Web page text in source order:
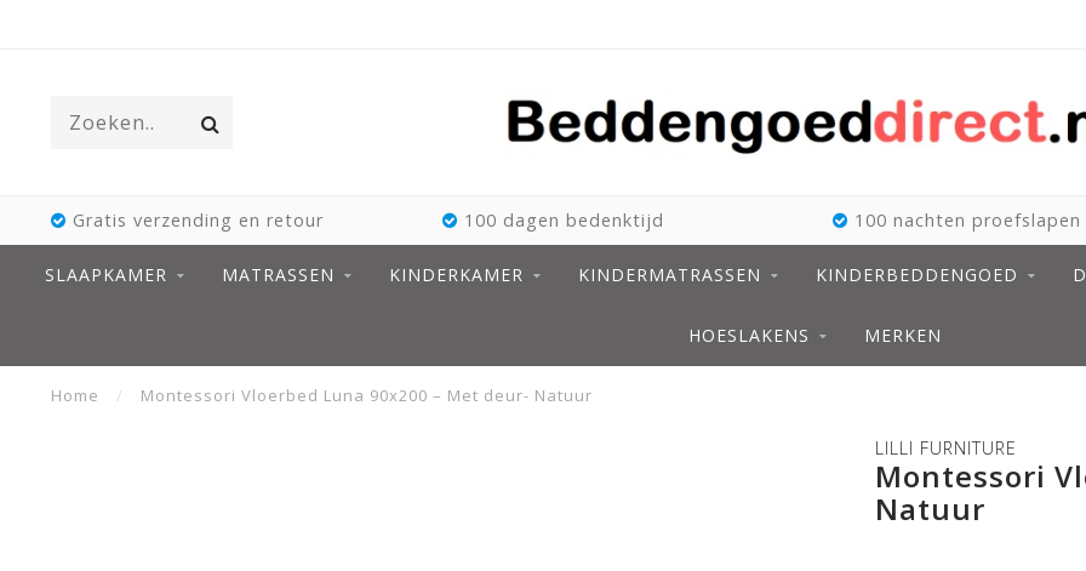
Gratis verzending en retour 100 dagen bedenktijd 100 nachten proefslapen
SLAAPKAMER MATRASSEN KINDERKAMER KINDERMATRASSEN KINDERBEDDENGOED
HOESLAKENS MERKEN
Home / Montessori Vloerbed Luna 90x200 – Met deur- Natuur
LILLI FURNITURE
Montessori
Natuur